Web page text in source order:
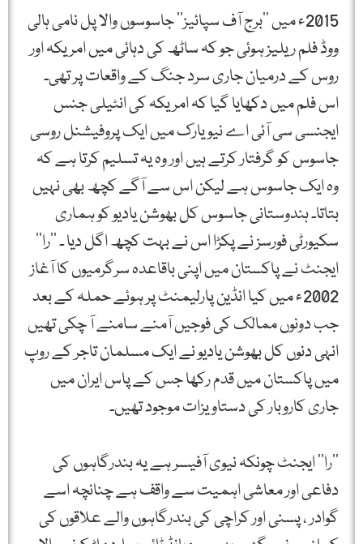
2015ء میں ’’برج آف سپائیز‘‘ جاسوسوں والا پل نامی ہالی
ووڈ فلم ریلیز ہوئی جو کہ ساٹھ کی دہائی میں امریکہ اور
روس کے درمیان جاری سرد جنگ کے واقعات پر تھی۔
اس فلم میں دکھایا گیا کہ امریکہ کی انٹیلی جنس
ایجنسی سی آئی اے نیویارک میں ایک پروفیشنل روسی
جاسوس کو گرفتار کرتے ہیں اور وہ یہ تسلیم کرتا ہے کہ
وہ ایک جاسوس ہے لیکن اس سے آگے کچھ بھی نہیں
بتاتا۔ ہندوستانی جاسوس کل بھوشن یادیو کو ہماری
سکیورٹی فورسز نے پکڑا اس نے بہت کچھ اگل دیا ۔ ’’را‘‘
ایجنٹ نے پاکستان میں اپنی باقاعدہ سرگرمیوں کا آغاز
2002ء میں کیا انڈین پارلیمنٹ پر ہوئے حملہ کے بعد
جب دونوں ممالک کی فوجیں آمنے سامنے آ چکی تھیں
انہی دنوں کل بھوشن یادیو نے ایک مسلمان تاجر کے روپ
میں پاکستان میں قدم رکھا جس کے پاس ایران میں
جاری کاروبار کی دستاویزات موجود تھیں۔
’’را‘‘ ایجنٹ چونکہ نیوی آفیسر ہے یہ بندرگاہوں کی
دفاعی اور معاشی اہمیت سے واقف ہے چنانچہ اسے
گوادر ، پسنی اور کراچی کی بندرگاہوں والے علاقوں کی